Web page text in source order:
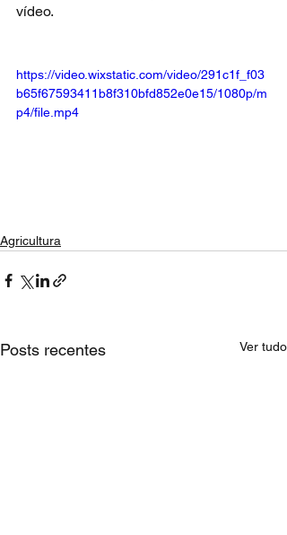
vídeo.
https://video.wixstatic.com/video/291c1f_f03
b65f67593411b8f310bfd852e0e15/1080p/m
p4/file.mp4
Agricultura
Posts recentes Ver tudo